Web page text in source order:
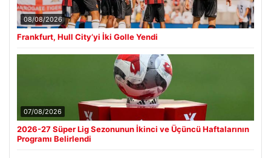
08/08/2026
Frankfurt, Hull City’yi İki Golle Yendi
07/08/2026
2026-27 Süper Lig Sezonunun İkinci ve Üçüncü Haftalarının
Programı Belirlendi